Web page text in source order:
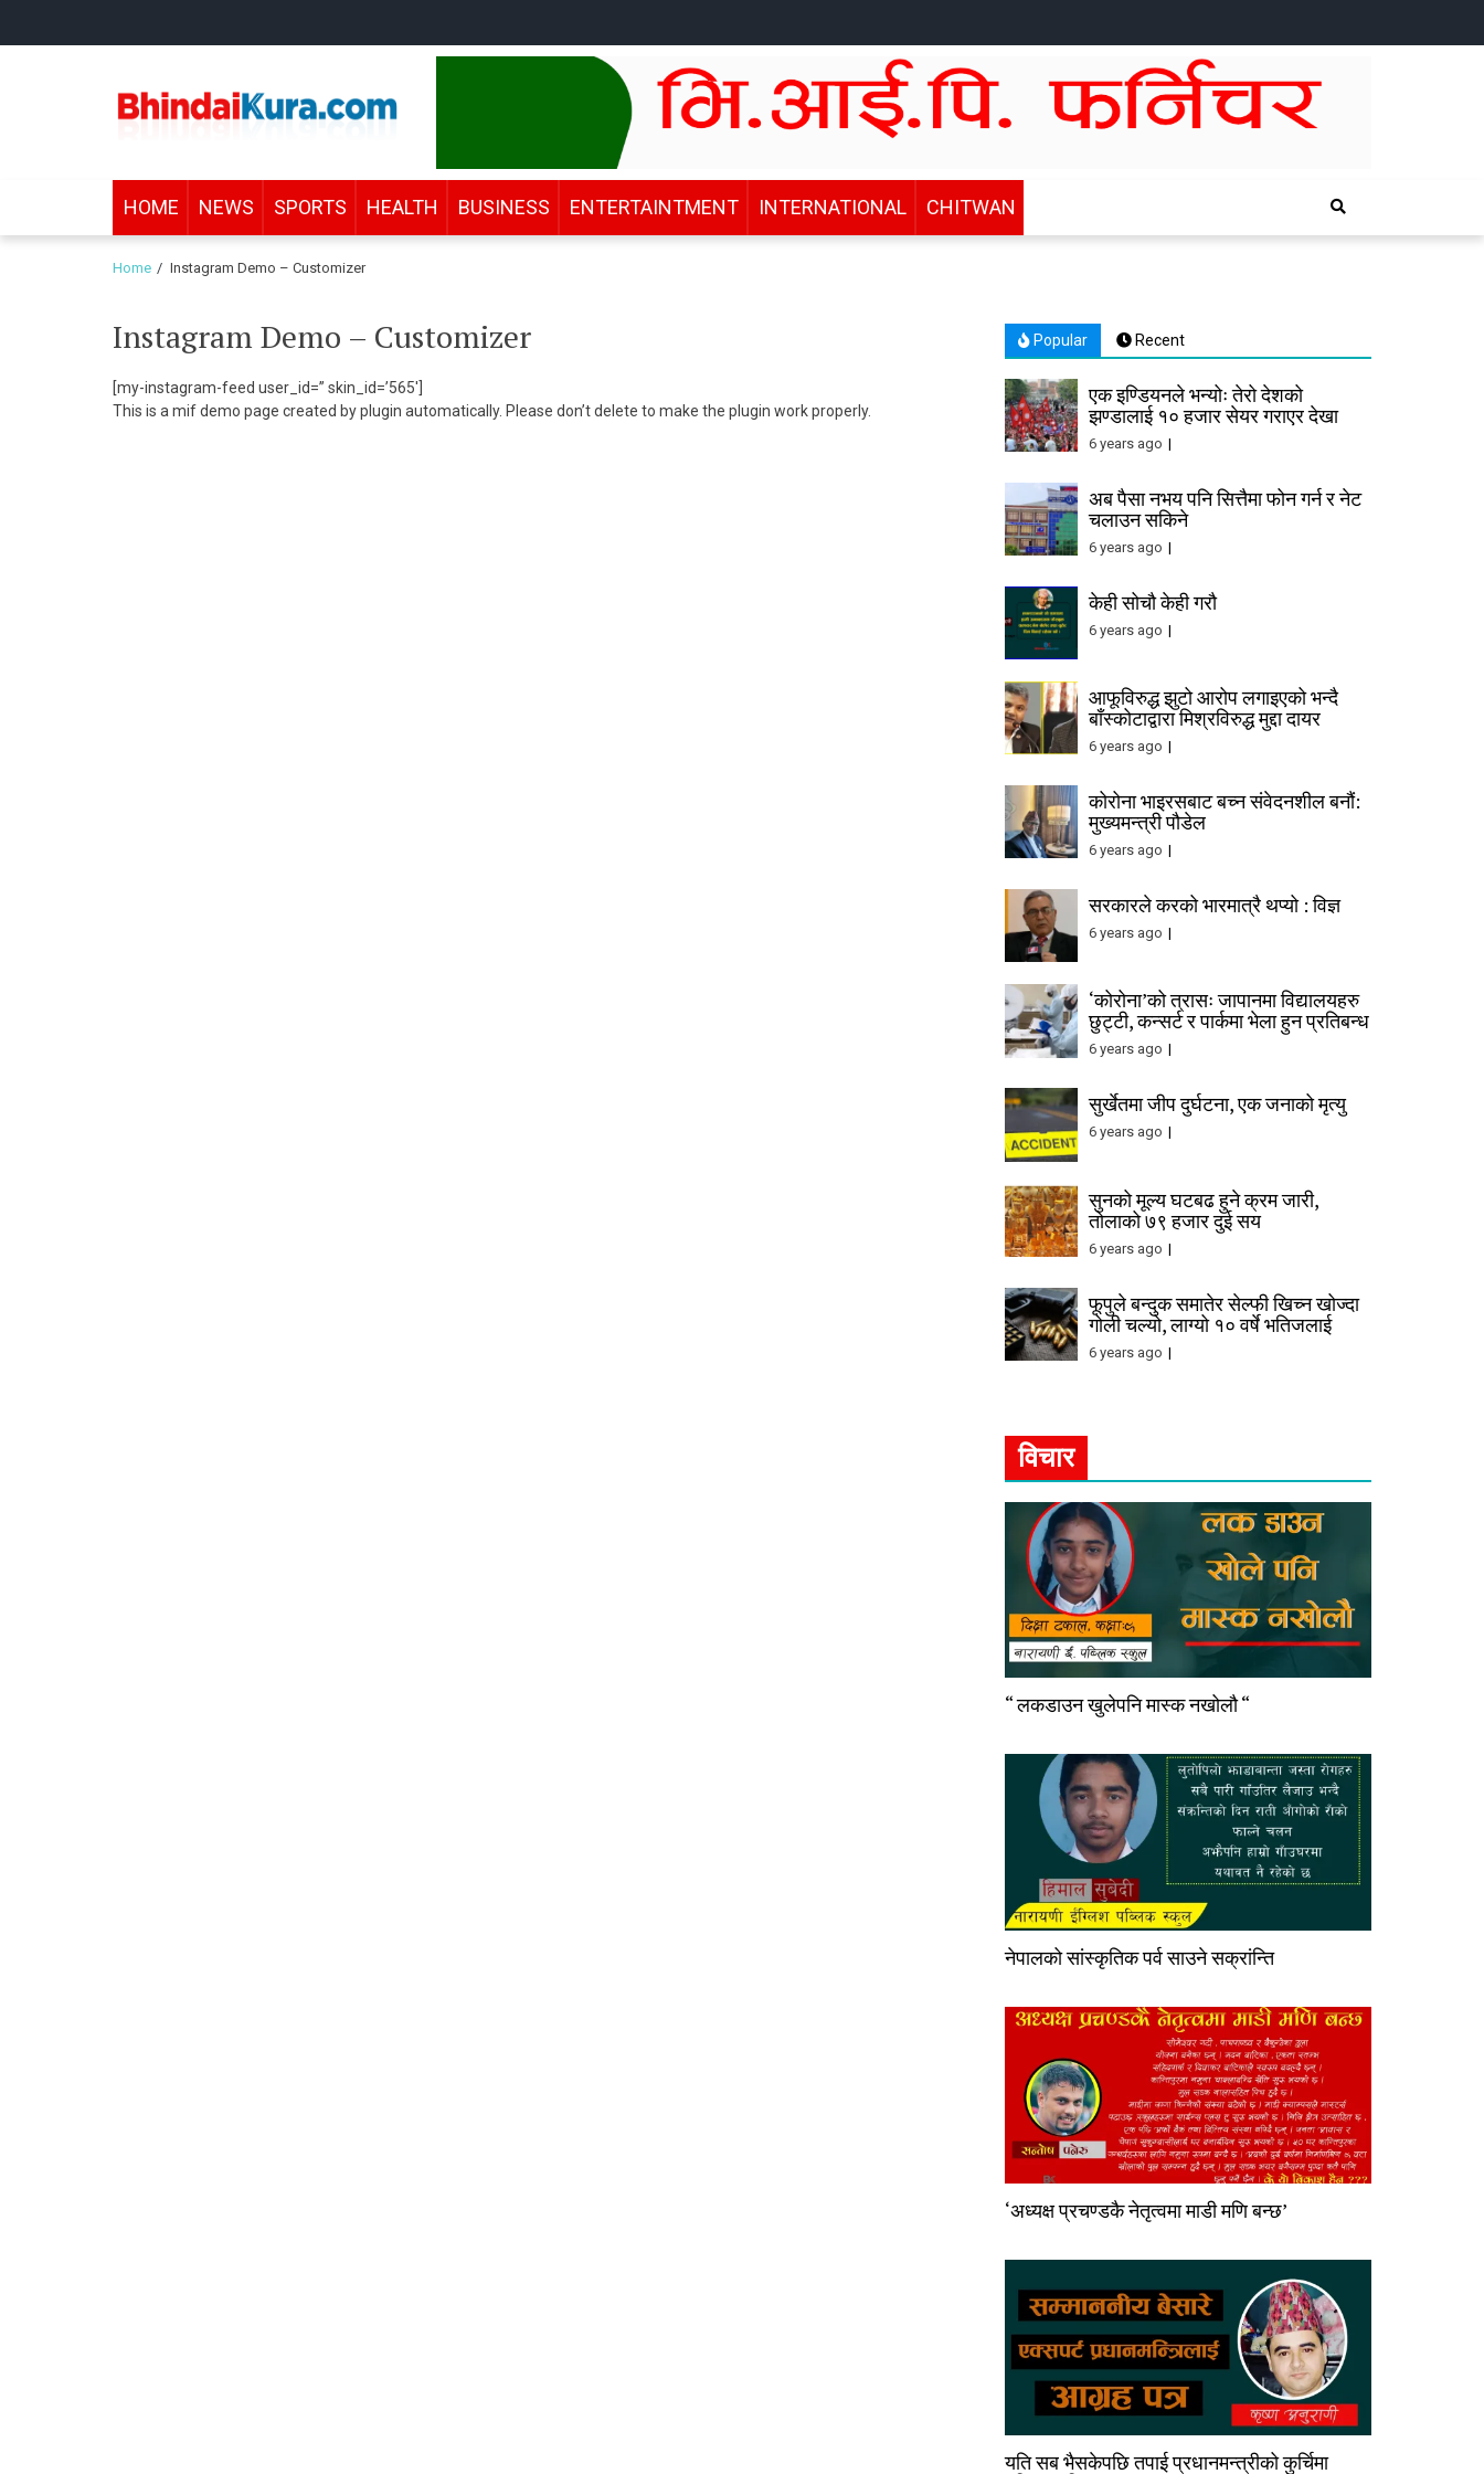
Bhindai Kura
HOME NEWS SPORTS HEALTH BUSINESS ENTERTAINTMENT INTERNATIONAL CHITWAN
Home Instagram Demo – Customizer
Instagram Demo – Customizer
[my-instagram-feed user_id=” skin_id=’565′]
This is a mif demo page created by plugin automatically. Please don’t delete to make the plugin work properly.
Popular Recent
एक इण्डियनले भन्योः तेरो देशको
झण्डालाई १० हजार सेयर गराएर देखा
6 years ago
अब पैसा नभय पनि सित्तैमा फोन गर्न र नेट
चलाउन सकिने
6 years ago
केही सोचौ केही गरौ
6 years ago
आफूविरुद्ध झुटो आरोप लगाइएको भन्दै
बाँस्कोटाद्वारा मिश्रविरुद्ध मुद्दा दायर
6 years ago
कोरोना भाइरसबाट बच्न संवेदनशील बनौं:
मुख्यमन्त्री पौडेल
6 years ago
सरकारले करको भारमात्रै थप्यो : विज्ञ
6 years ago
‘कोरोना’को त्रासः जापानमा विद्यालयहरु
छुट्टी, कन्सर्ट र पार्कमा भेला हुन प्रतिबन्ध
6 years ago
सुर्खेतमा जीप दुर्घटना, एक जनाको मृत्यु
6 years ago
सुनको मूल्य घटबढ हुने क्रम जारी,
तोलाको ७९ हजार दुई सय
6 years ago
फूपुले बन्दुक समातेर सेल्फी खिच्न खोज्दा
गोली चल्यो, लाग्यो १० वर्षे भतिजलाई
6 years ago
विचार
“ लकडाउन खुलेपनि मास्क नखोलौ “
नेपालको सांस्कृतिक पर्व साउने सक्रांन्ति
‘अध्यक्ष प्रचण्डकै नेतृत्वमा माडी मणि बन्छ’
यति सब भैसकेपछि तपाई प्रधानमन्त्रीको कुर्चिमा